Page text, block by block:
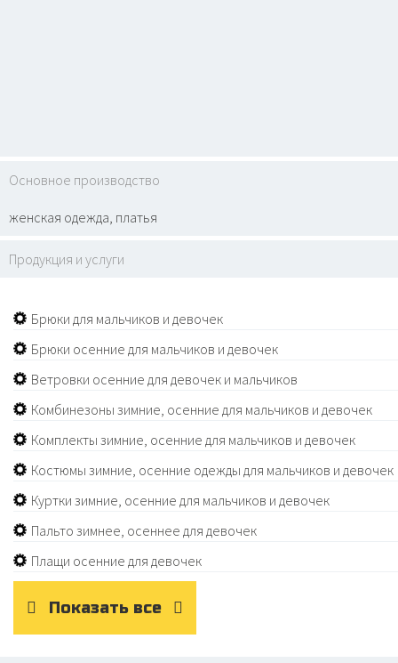
Основное производство
женская одежда, платья
Продукция и услуги
Брюки для мальчиков и девочек
Брюки осенние для мальчиков и девочек
Ветровки осенние для девочек и мальчиков
Комбинезоны зимние, осенние для мальчиков и девочек
Комплекты зимние, осенние для мальчиков и девочек
Костюмы зимние, осенние одежды для мальчиков и девочек
Куртки зимние, осенние для мальчиков и девочек
Пальто зимнее, осеннее для девочек
Плащи осенние для девочек
Показать все